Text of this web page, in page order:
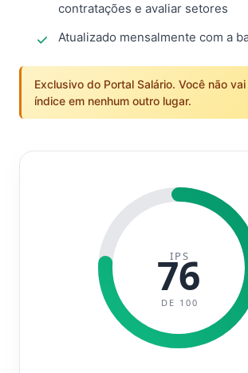
contratações e avaliar setores
Atualizado mensalmente com a
Exclusivo do Portal Salário. Você não
índice em nenhum outro lugar.
IPS
76
DE 100